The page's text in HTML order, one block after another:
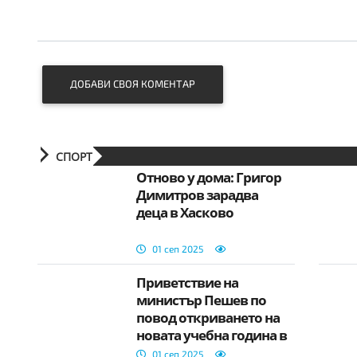
ДОБАВИ СВОЯ КОМЕНТАР
СПОРТ
Отново у дома: Григор
Димитров зарадва
деца в Хасково
01 сеп 2025
Приветствие на
министър Пешев по
повод откриването на
новата учебна година в
спортните училища
01 сеп 2025